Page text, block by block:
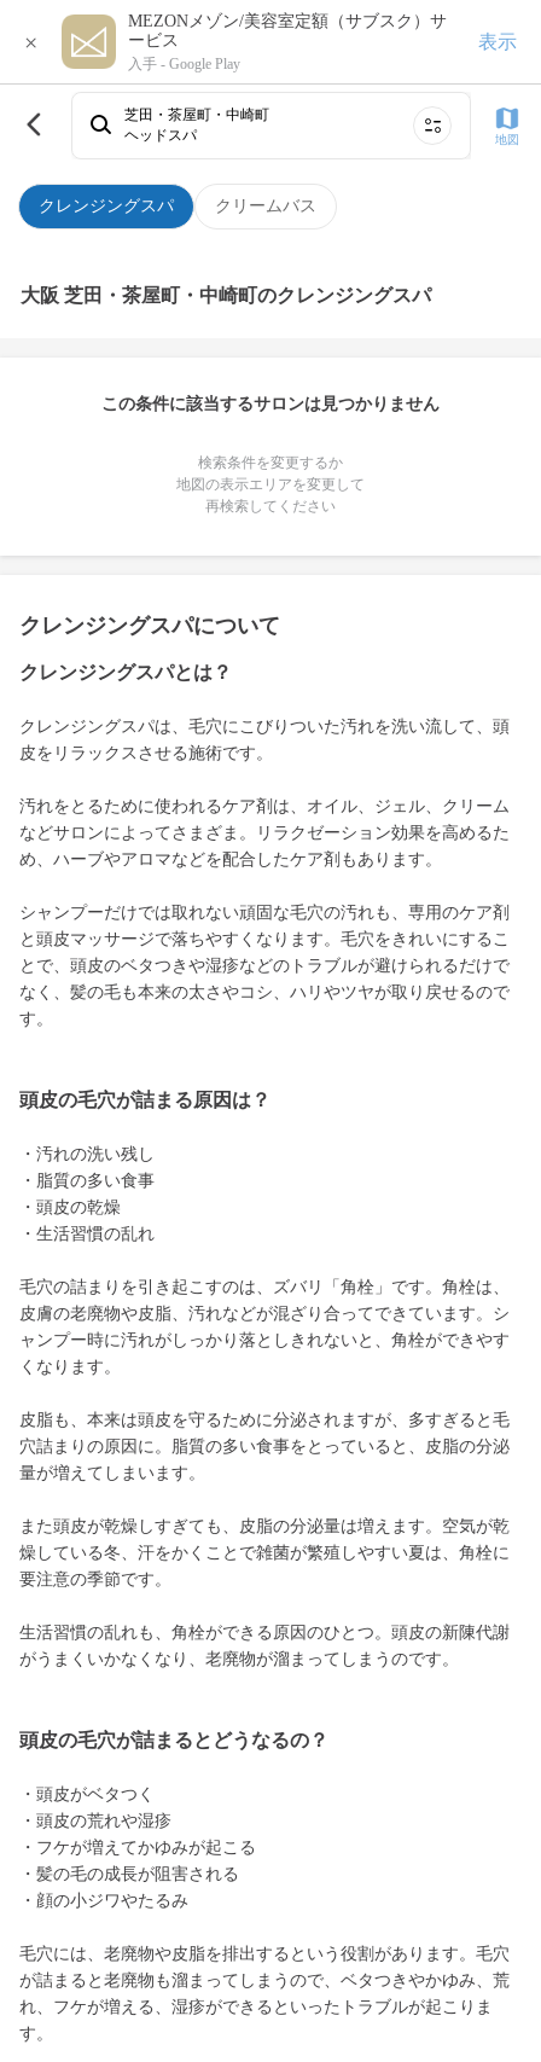
×
MEZONメゾン/美容室定額（サブスク）サ
ービス
入手 - Google Play
表示
クレンジングスパ クリームバス
芝田・茶屋町・中崎町
ヘッドスパ
地図
大阪 芝田・茶屋町・中崎町のクレンジングスパ
この条件に該当するサロンは見つかりません
検索条件を変更するか
地図の表示エリアを変更して
再検索してください
クレンジングスパについて
クレンジングスパとは？
クレンジングスパは、毛穴にこびりついた汚れを洗い流して、頭
皮をリラックスさせる施術です。
汚れをとるために使われるケア剤は、オイル、ジェル、クリーム
などサロンによってさまざま。リラクゼーション効果を高めるた
め、ハーブやアロマなどを配合したケア剤もあります。
シャンプーだけでは取れない頑固な毛穴の汚れも、専用のケア剤
と頭皮マッサージで落ちやすくなります。毛穴をきれいにするこ
とで、頭皮のベタつきや湿疹などのトラブルが避けられるだけで
なく、髪の毛も本来の太さやコシ、ハリやツヤが取り戻せるので
す。
頭皮の毛穴が詰まる原因は？
・汚れの洗い残し
・脂質の多い食事
・頭皮の乾燥
・生活習慣の乱れ
毛穴の詰まりを引き起こすのは、ズバリ「角栓」です。角栓は、
皮膚の老廃物や皮脂、汚れなどが混ざり合ってできています。シ
ャンプー時に汚れがしっかり落としきれないと、角栓ができやす
くなります。
皮脂も、本来は頭皮を守るために分泌されますが、多すぎると毛
穴詰まりの原因に。脂質の多い食事をとっていると、皮脂の分泌
量が増えてしまいます。
また頭皮が乾燥しすぎても、皮脂の分泌量は増えます。空気が乾
燥している冬、汗をかくことで雑菌が繁殖しやすい夏は、角栓に
要注意の季節です。
生活習慣の乱れも、角栓ができる原因のひとつ。頭皮の新陳代謝
がうまくいかなくなり、老廃物が溜まってしまうのです。
頭皮の毛穴が詰まるとどうなるの？
・頭皮がベタつく
・頭皮の荒れや湿疹
・フケが増えてかゆみが起こる
・髪の毛の成長が阻害される
・顔の小ジワやたるみ
毛穴には、老廃物や皮脂を排出するという役割があります。毛穴
が詰まると老廃物も溜まってしまうので、ベタつきやかゆみ、荒
れ、フケが増える、湿疹ができるといったトラブルが起こりま
す。